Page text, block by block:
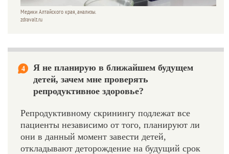
Медики Алтайского края, анализы.
zdravalt.ru
4
Я не планирую в ближайшем будущем
детей, зачем мне проверять
репродуктивное здоровье?
Репродуктивному скринингу подлежат все
пациенты независимо от того, планируют ли
они в данный момент завести детей,
откладывают деторождение на будущий срок